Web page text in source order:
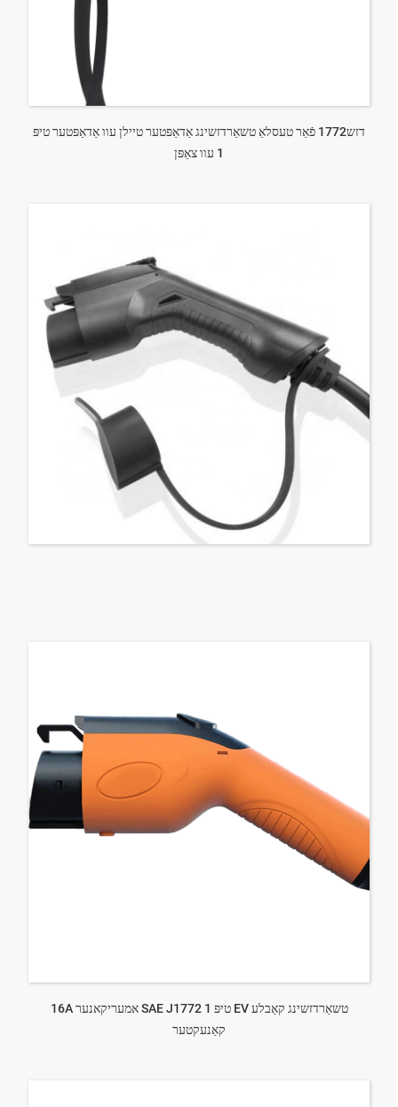
דזש1772 פֿאַר טעסלאַ טשאַרדזשינג אַדאַפּטער טיילן עוו אַדאַפּטער טיפּ
1 עוו צאַפּן
16A אמעריקאנער SAE J1772 טיפּ 1 EV טשאַרדזשינג קאַבלע
קאַנעקטער